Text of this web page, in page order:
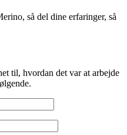
så del dine erfaringer, så
til, hvordan det var at arbejde